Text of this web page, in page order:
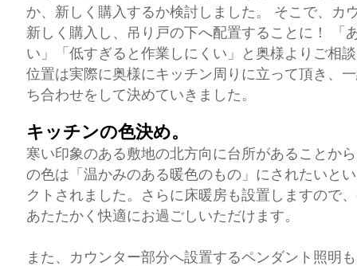
か、新しく購入するか検討しました。 そこで、カ
新しく購入し、吊り戸の下へ配置することに！ 「
い」「低すぎると作業しにくい」と奥様よりご相
位置は実際に奥様にキッチン周りに立って頂き、
ち合わせをして決めていきました。
キッチンの色決め。
寒い印象のある敷地の北方向に台所があることか
の色は「温かみのある暖色のもの」にされたいと
クトされました。さらに床暖房も設置しますので
あたたかく快適にお過ごしいただけます。
また、カウンター部分へ設置するペンダント照明